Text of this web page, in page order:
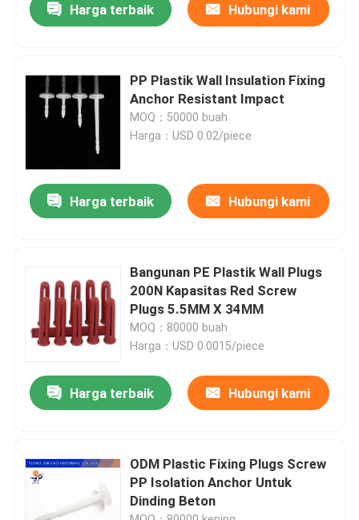
Produk
Tentang kita
Kontrol kualitas
Quote request suatu
Anchor dinding nilon
Nylon Anchor Plug
Harga terbaik Hubungi kami
PP Plastik Wall Insulation Fixing
Anchor Resistant Impact
MOQ：50000 buah
Harga：USD 0.02/piece
Harga terbaik Hubungi kami
Bangunan PE Plastik Wall Plugs
200N Kapasitas Red Screw
Plugs 5.5MM X 34MM
MOQ：80000 buah
Harga：USD 0.0015/piece
Harga terbaik Hubungi kami
ODM Plastic Fixing Plugs Screw
PP Isolation Anchor Untuk
Dinding Beton